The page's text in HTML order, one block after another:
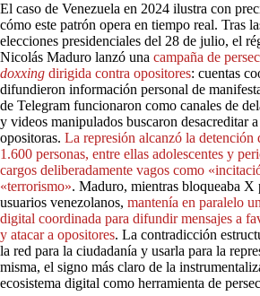
El caso de Venezuela en 2024 ilustra con
cómo este patrón opera en tiempo real. Tras
elecciones presidenciales del 28 de julio, el
Nicolás Maduro lanzó una campaña de
doxxing dirigida contra opositores: cuentas
difundieron información personal de
de Telegram funcionaron como canales de
y videos manipulados buscaron desacreditar
opositoras. La represión alcanzó la detención
1.600 personas, entre ellas adolescentes y
cargos deliberadamente vagos como
«terrorismo». Maduro, mientras bloqueaba X
usuarios venezolanos, mantenía en paralelo
digital coordinada para difundir mensajes a
y atacar a opositores. La contradicción
la red para la ciudadanía y usarla para la
misma, el signo más claro de la
ecosistema digital como herramienta de